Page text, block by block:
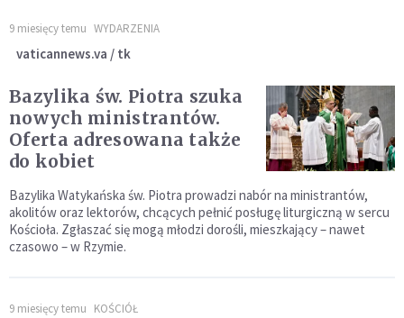
9 miesięcy temu WYDARZENIA
vaticannews.va / tk
Bazylika św. Piotra szuka
nowych ministrantów.
Oferta adresowana także
do kobiet
Bazylika Watykańska św. Piotra prowadzi nabór na ministrantów,
akolitów oraz lektorów, chcących pełnić posługę liturgiczną w sercu
Kościoła. Zgłaszać się mogą młodzi dorośli, mieszkający – nawet
czasowo – w Rzymie.
9 miesięcy temu KOŚCIÓŁ